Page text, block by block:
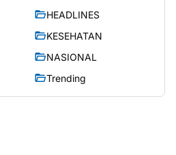
HEADLINES
KESEHATAN
NASIONAL
Trending